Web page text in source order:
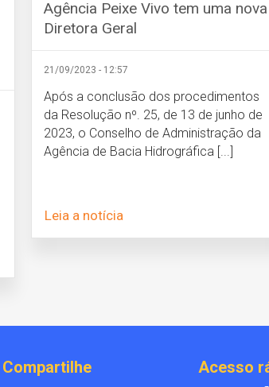
Agência Peixe Vivo tem uma nova
Diretora Geral
21/09/2023 - 12:57
Após a conclusão dos procedimentos
da Resolução nº. 25, de 13 de junho de
2023, o Conselho de Administração da
Agência de Bacia Hidrográfica [...]
Leia a notícia
Compartilhe Acesso